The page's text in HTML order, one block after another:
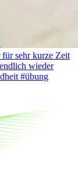
für sehr kurze Zeit
wieder
#übung